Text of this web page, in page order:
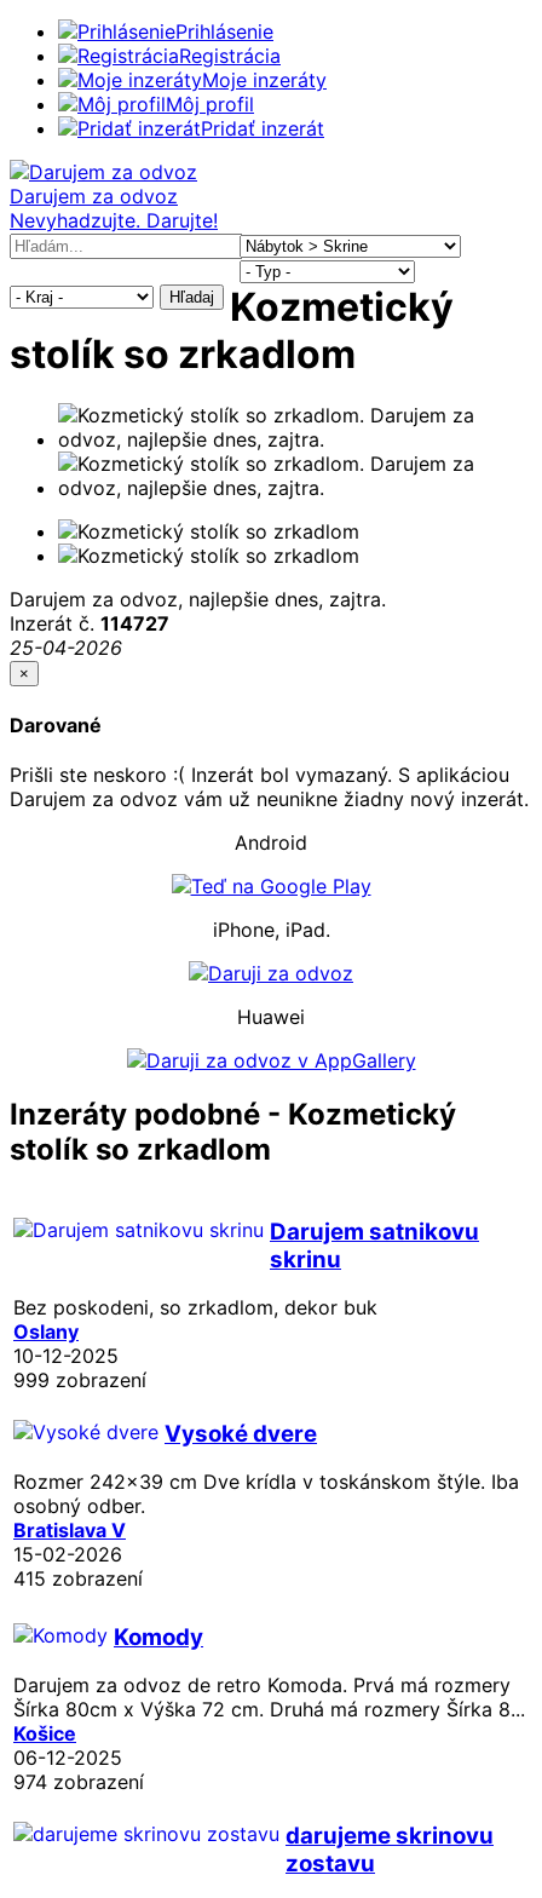
Prihlásenie
Registrácia
Moje inzeráty
Môj profil
Pridať inzerát
Darujem za odvoz
Nevyhadzujte. Darujte!
Hľadaj
Kozmetický
stolík so zrkadlom
Darujem za odvoz, najlepšie dnes, zajtra.
Inzerát č. 114727
25-04-2026
×
Darované
Prišli ste neskoro :( Inzerát bol vymazaný. S aplikáciou
Darujem za odvoz vám už neunikne žiadny nový inzerát.
Android
iPhone, iPad.
Huawei
Inzeráty podobné - Kozmetický
stolík so zrkadlom
Darujem satnikovu
skrinu
Bez poskodeni, so zrkadlom, dekor buk
Oslany
10-12-2025
999 zobrazení
Vysoké dvere
Rozmer 242x39 cm Dve krídla v toskánskom štýle. Iba
osobný odber.
Bratislava V
15-02-2026
415 zobrazení
Komody
Darujem za odvoz de retro Komoda. Prvá má rozmery
Šírka 80cm x Výška 72 cm. Druhá má rozmery Šírka 8...
Košice
06-12-2025
974 zobrazení
darujeme skrinovu
zostavu